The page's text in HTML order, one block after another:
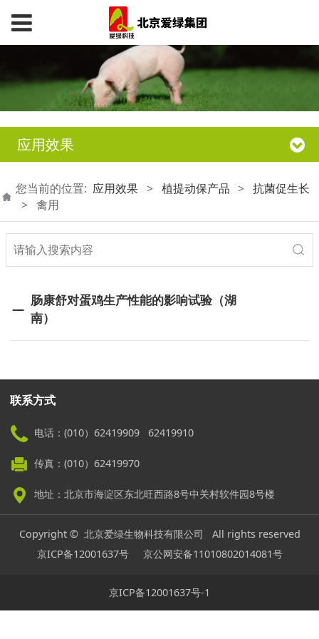
应用效果
您当前的位置: 应用效果 > 植提动保产品 >
抗菌促生长
> 禽用
肠康舒对蛋鸡生产性能的影响试验（湖
南）
联系方式
电话：(010）62419909 62419910
传真：(010）62419970
地址：北京市海淀区东北旺西路8号中关村软件园8号楼
Copyright © 北京爱绿生物科技有限公司 All rights reserved
京ICP备12001637号京公网安备11010802014081号
京ICP备12001637号-1